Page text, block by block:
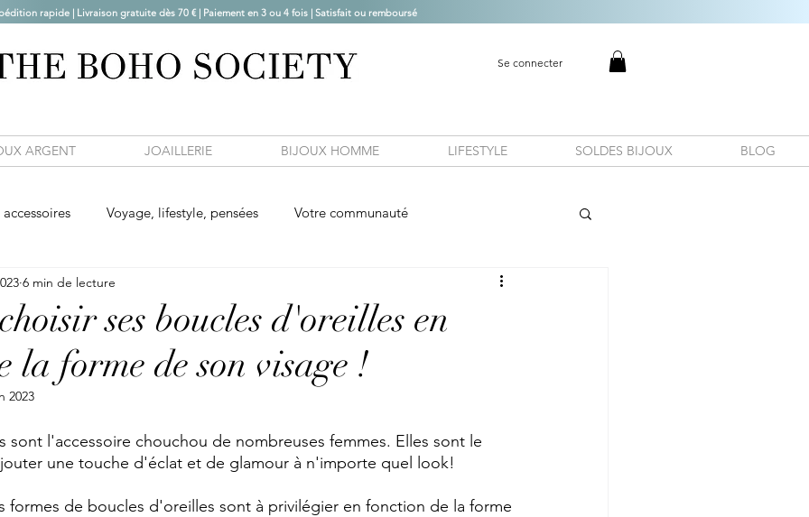
rapide | Livraison gratuite dès 70 € | Paiement en 3 ou 4 fois | Satisfait ou remboursé
Se connecter
ARGENT JOAILLERIE BIJOUX HOMME LIFESTYLE SOLDES BIJOUX BLOG
Voyage, lifestyle, pensées Votre communauté
ses boucles d'oreilles en
la forme de son visage !
6 min de lecture
2023
sont l'accessoire chouchou de nombreuses femmes. Elles sont le
une touche d'éclat et de glamour à n'importe quel look!
formes de boucles d'oreilles sont à privilégier en fonction de la forme